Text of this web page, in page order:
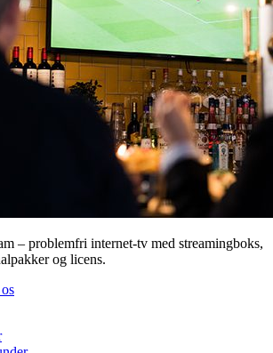
– problemfri internet-tv med streamingboks,
og licens.